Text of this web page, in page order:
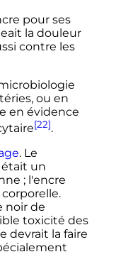
pour ses
la douleur
contre les
ou en
en évidence
[22].
. Le
était un
; l'encre
noir de
toxicité des
devrait la faire